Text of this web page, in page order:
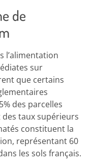
de
l’alimentation
sur
que certains
des parcelles
taux supérieurs
constituent la
représentant 60
les sols français.